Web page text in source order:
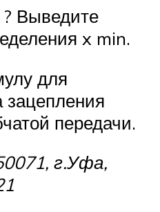
Выведите
x min.
для
зацепления
передачи.
г.Уфа,